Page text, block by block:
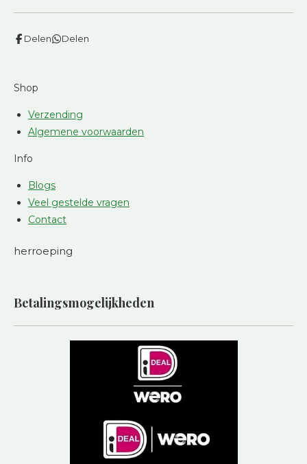
Delen Delen
Shop
Verzending
Algemene voorwaarden
Info
Blogs
Veel gestelde vragen
Contact
herroeping
Betalingsmogelijkheden